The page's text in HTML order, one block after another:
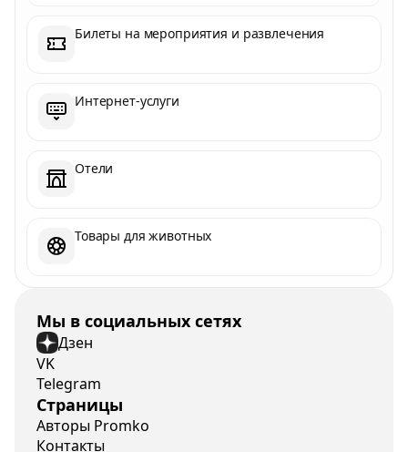
Билеты на мероприятия и развлечения
Интернет-услуги
Отели
Товары для животных
Мы в социальных сетях
Дзен
VK
Telegram
Страницы
Авторы Promko
Контакты